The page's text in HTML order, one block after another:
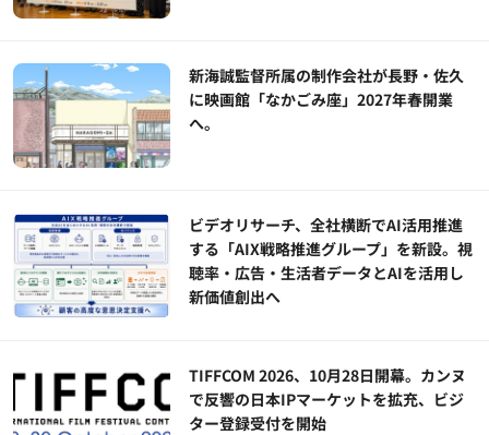
新海誠監督所属の制作会社が長野・佐久
に映画館「なかごみ座」2027年春開業
へ。
ビデオリサーチ、全社横断でAI活用推進
する「AIX戦略推進グループ」を新設。視
聴率・広告・生活者データとAIを活用し
新価値創出へ
TIFFCOM 2026、10月28日開幕。カンヌ
で反響の日本IPマーケットを拡充、ビジ
ター登録受付を開始